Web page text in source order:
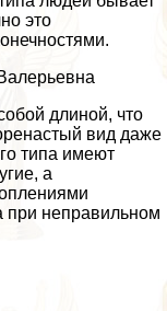
это
длиной, что
вид даже
типа имеют
а
при неправильном